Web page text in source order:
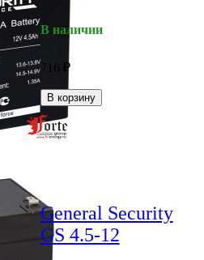
В наличии
716 ₽
В корзину
General Security
GS 4.5-12